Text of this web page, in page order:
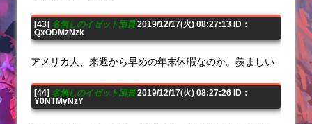
[43] 名無しのイゼット団員2019/12/17(火) 08:27:13 ID：
QxODMzNzk
アメリカ人、来週から早めの年末休暇なのか。羨ましい
[44] 名無しのイゼット団員2019/12/17(火) 08:27:26 ID：
Y0NTMyNzY